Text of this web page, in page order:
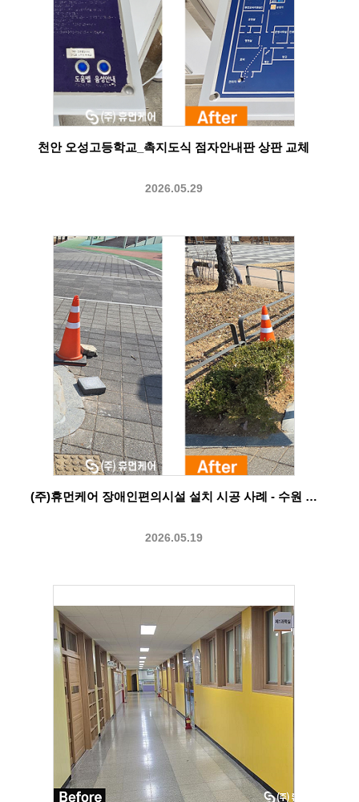
천안 오성고등학교_촉지도식 점자안내판 상판 교체
2026.05.29
(주)휴먼케어 장애인편의시설 설치 시공 사례 - 수원 …
2026.05.19